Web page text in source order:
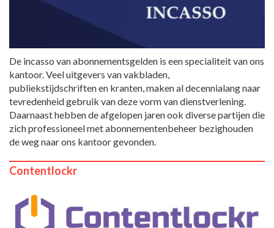
De incasso van abonnementsgelden is een specialiteit van ons
kantoor. Veel uitgevers van vakbladen,
publiekstijdschriften en kranten, maken al decennialang naar
tevredenheid gebruik van deze vorm van dienstverlening.
Daarnaast hebben de afgelopen jaren ook diverse partijen die
zich professioneel met abonnementenbeheer bezighouden
de weg naar ons kantoor gevonden.
Contentlockr